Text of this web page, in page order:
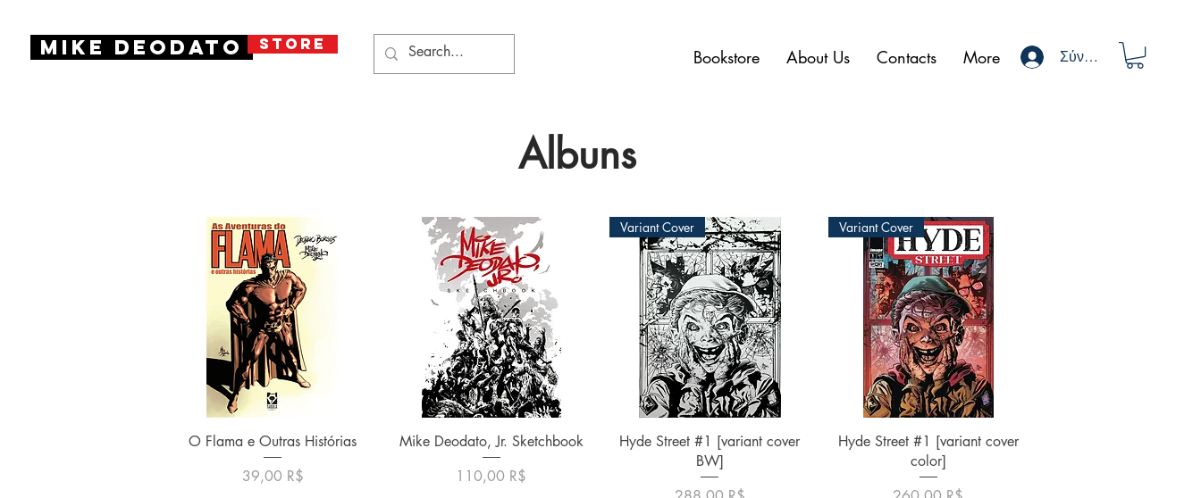
Mike Deodato STORE
Bookstore About Us Contacts More Σύνδεση
Albuns
Γρήγορη προβολή
O Flama e Outras Histórias
Τιμή
39,00 R$
Γρήγορη προβολή
Mike Deodato, Jr. Sketchbook
Τιμή
110,00 R$
Γρήγορη προβολή
Variant Cover
Hyde Street #1 [variant cover
BW]
Γρήγορη προβολή
Variant Cover
Hyde Street #1 [variant cover
color]